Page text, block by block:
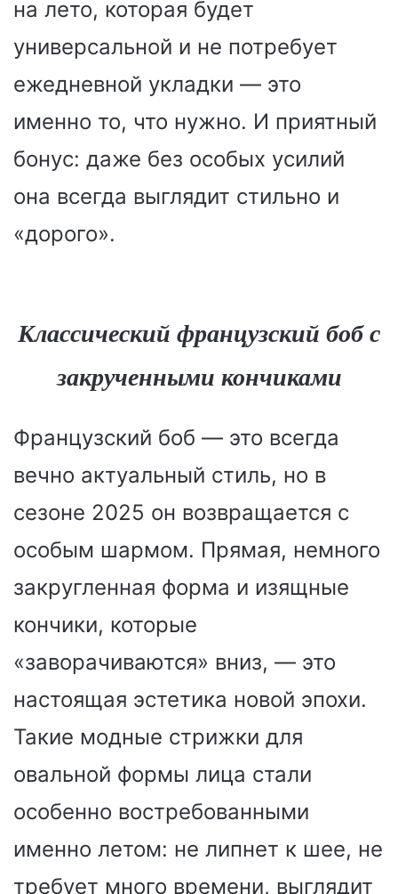
на лето, которая будет
универсальной и не потребует
ежедневной укладки — это
именно то, что нужно. И приятный
бонус: даже без особых усилий
она всегда выглядит стильно и
«дорого».
Классический французский боб с
закрученными кончиками
Французский боб — это всегда
вечно актуальный стиль, но в
сезоне 2025 он возвращается с
особым шармом. Прямая, немного
закругленная форма и изящные
кончики, которые
«заворачиваются» вниз, — это
настоящая эстетика новой эпохи.
Такие модные стрижки для
овальной формы лица стали
особенно востребованными
именно летом: не липнет к шее, не
требует много времени, выглядит